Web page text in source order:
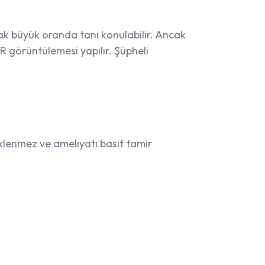
büyük oranda tanı konulabilir. Ancak
görüntülemesi yapılır. Şüpheli
ve ameliyatı basit tamir